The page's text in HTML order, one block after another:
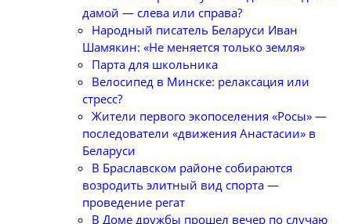
дамой — слева или справа?
Народный писатель Беларуси Иван
Шамякин: «Не меняется только земля»
Парта для школьника
Велосипед в Минске: релаксация или
стресс?
Жители первого экопоселения «Росы» —
последователи «движения Анастасии» в
Беларуси
В Браславском районе собираются
возродить элитный вид спорта —
проведение регат
В Доме дружбы прошел вечер по случаю